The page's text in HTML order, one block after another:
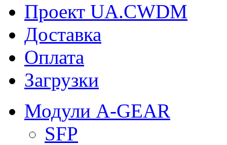
Проект UA.CWDM
Доставка
Оплата
Загрузки
Модули A-GEAR
SFP